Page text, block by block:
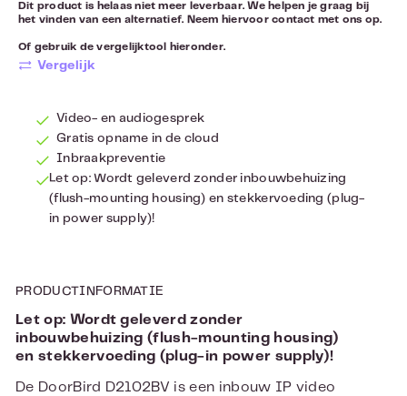
Dit product is helaas niet meer leverbaar. We helpen je graag bij
het vinden van een alternatief. Neem hiervoorcontact met ons op.
Of gebruik de vergelijktool hieronder.
Vergelijk
Video- en audiogesprek
Gratis opname in de cloud
Inbraakpreventie
Let op: Wordt geleverd zonder inbouwbehuizing
(flush-mounting housing) en stekkervoeding (plug-
in power supply)!
PRODUCTINFORMATIE
Let op: Wordt geleverd zonder
inbouwbehuizing (flush-mounting housing)
en stekkervoeding (plug-in power supply)!
De DoorBird D2102BV is een inbouw IP video